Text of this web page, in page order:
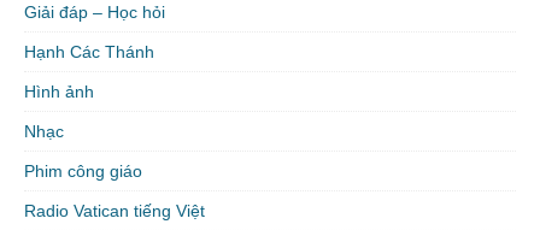
Giải đáp – Học hỏi
Hạnh Các Thánh
Hình ảnh
Nhạc
Phim công giáo
Radio Vatican tiếng Việt